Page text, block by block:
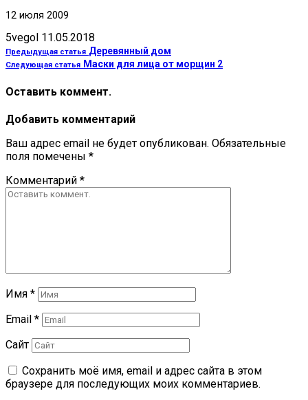
12 июля 2009
5vegol 11.05.2018
Предыдущая статья Деревянный дом
Следующая статья Маски для лица от морщин 2
Оставить коммент.
Добавить комментарий
Ваш адрес email не будет опубликован. Обязательные
поля помечены *
Комментарий *
Имя *
Email *
Сайт
Сохранить моё имя, email и адрес сайта в этом
браузере для последующих моих комментариев.